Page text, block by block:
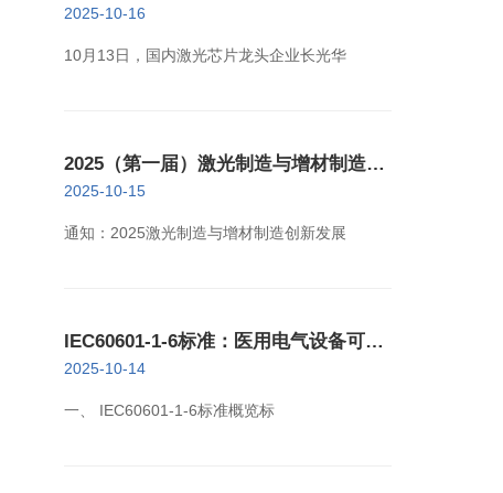
产业迈向高质量发展新阶段
2025-10-16
10月13日，国内激光芯片龙头企业长光华
2025（第一届）激光制造与增材制造创
新发展大会11月29日举办
2025-10-15
通知：2025激光制造与增材制造创新发展
IEC60601-1-6标准：医用电气设备可用
性检测
2025-10-14
一、 IEC60601-1-6标准概览标